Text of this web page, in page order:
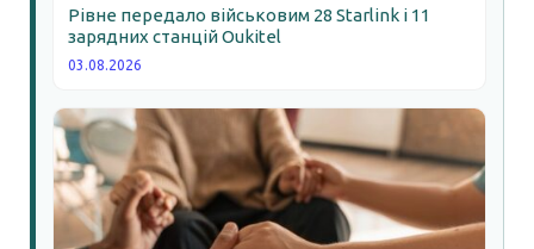
Рівне передало військовим 28 Starlink і 11
зарядних станцій Oukitel
03.08.2026